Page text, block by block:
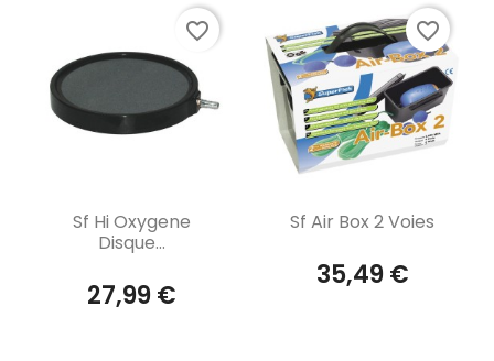
Aperçu rapide
Sf Hi Oxygene
Disque...
27,99 €
favorite_border
 Aperçu rapide
Sf Air Box 2 Voies
35,49 €
favorite_border